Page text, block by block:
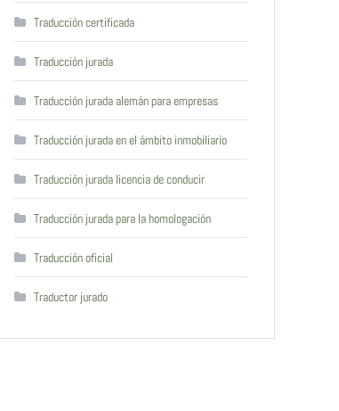
Traducción certificada
Traducción jurada
Traducción jurada alemán para empresas
Traducción jurada en el ámbito inmobiliario
Traducción jurada licencia de conducir
Traducción jurada para la homologación
Traducción oficial
Traductor jurado